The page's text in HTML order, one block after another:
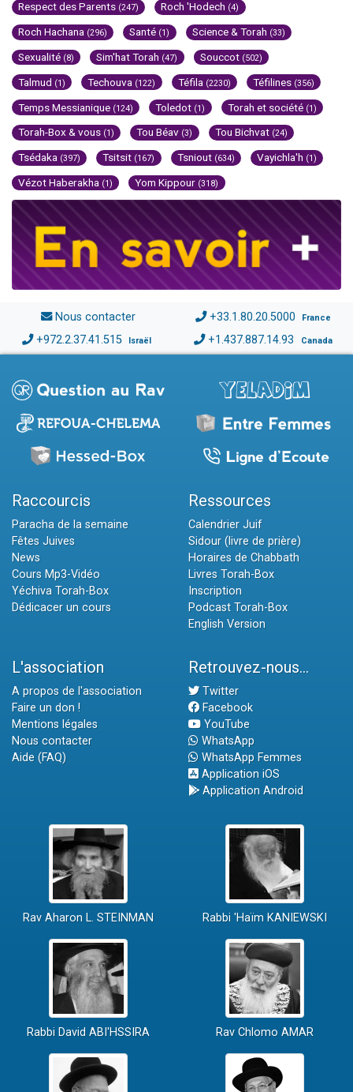
Respect des Parents (247) Roch 'Hodech (4)
Roch Hachana (296) Santé (1) Science & Torah (33)
Sexualité (8) Sim'hat Torah (47) Souccot (502)
Talmud (1) Techouva (122) Téfila (2230) Téfilines (356)
Temps Messianique (124) Toledot (1) Torah et société (1)
Torah-Box & vous (1) Tou Béav (3) Tou Bichvat (24)
Tsédaka (397) Tsitsit (167) Tsniout (634) Vayichla'h (1)
Vézot Haberakha (1) Yom Kippour (318)
Nous contacter +33.1.80.20.5000 France
+972.2.37.41.515 Israël +1.437.887.14.93 Canada
Raccourcis
Paracha de la semaine
Fêtes Juives
News
Cours Mp3-Vidéo
Yéchiva Torah-Box
Dédicacer un cours
Ressources
Calendrier Juif
Sidour (livre de prière)
Horaires de Chabbath
Livres Torah-Box
Inscription
Podcast Torah-Box
English Version
L'association
A propos de l'association
Faire un don !
Mentions légales
Nous contacter
Aide (FAQ)
Retrouvez-nous...
Twitter
Facebook
YouTube
WhatsApp
WhatsApp Femmes
Application iOS
Application Android
Rav Aharon L. STEINMAN Rabbi 'Haïm KANIEWSKI
Rabbi David ABI'HSSIRA Rav Chlomo AMAR